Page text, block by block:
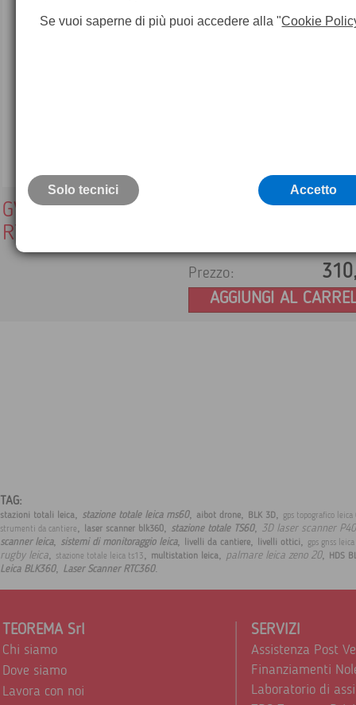
GVP730 Contenitore Rigido per Laser
RTC360 ed Accessori
Prezzo:
AGGIUNGI AL
TAG:
stazioni totali leica, stazione totale leica ms60, aibot drone, BLK 3D,
gps topografico leica
strumenti da cantiere, laser scanner blk360, stazione totale TS60, 3D laser scanner P40
scanner leica, sistemi di monitoraggio leica, livelli da cantiere, livelli ottici, gps gnss
rugby leica, stazione totale leica ts13, multistation leica, palmare leica zeno 20, HDS
Leica BLK360, Laser Scanner RTC360.
TEOREMA Srl
Chi siamo
Dove siamo
Lavora con noi
SERVIZI
Assistenza Post
Finanziamenti
Laboratorio di
Se vuoi saperne di più puoi accedere alla "Cookie
Solo tecnici Accetto